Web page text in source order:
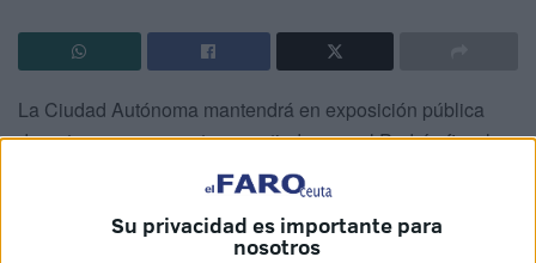
Su privacidad es importante para
nosotros
La Ciudad Autónoma mantendrá en exposición pública
durante un mes a contar a partir de ayer el Padrón fiscal
correspondiente al Impuesto sobre Vehículos de Tracción
Mecánica (que grava la titularidad de los vehículos de
tracción mecánica aptos para circular por las vías públicas,